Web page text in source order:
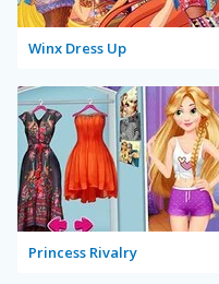
Winx Dress Up
Princess Rivalry